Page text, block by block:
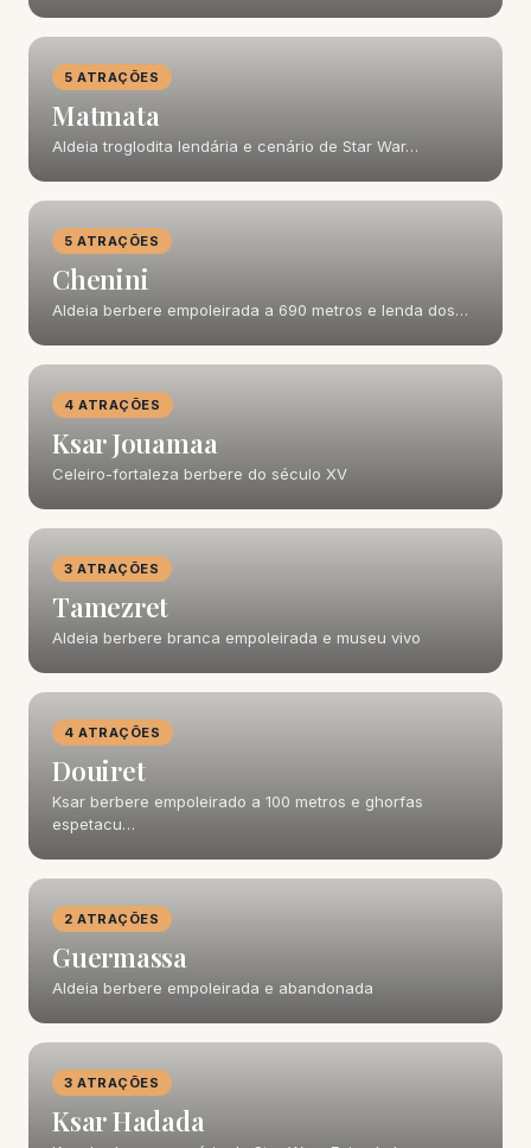
5 ATRAÇÕES
Matmata
Aldeia troglodita lendária e cenário de Star War…
5 ATRAÇÕES
Chenini
Aldeia berbere empoleirada a 690 metros e lenda dos…
4 ATRAÇÕES
Ksar Jouamaa
Celeiro-fortaleza berbere do século XV
3 ATRAÇÕES
Tamezret
Aldeia berbere branca empoleirada e museu vivo
4 ATRAÇÕES
Douiret
Ksar berbere empoleirado a 100 metros e ghorfas
espetacu…
2 ATRAÇÕES
Guermassa
Aldeia berbere empoleirada e abandonada
3 ATRAÇÕES
Ksar Hadada